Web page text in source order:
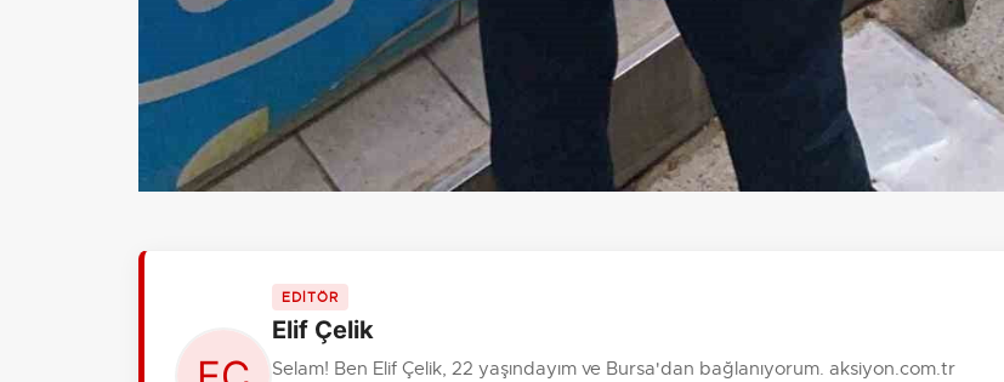
EDİTÖR
Elif Çelik
Selam! Ben Elif Çelik, 22 yaşındayım ve Bursa'dan bağlanıyorum. aksiyon.com.tr